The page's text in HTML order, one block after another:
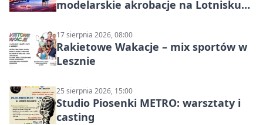
modelarskie akrobacje na Lotnisku
17 sierpnia 2026, 08:00
Rakietowe Wakacje – mix sportów w
Lesznie
25 sierpnia 2026, 15:00
Studio Piosenki METRO: warsztaty i
casting